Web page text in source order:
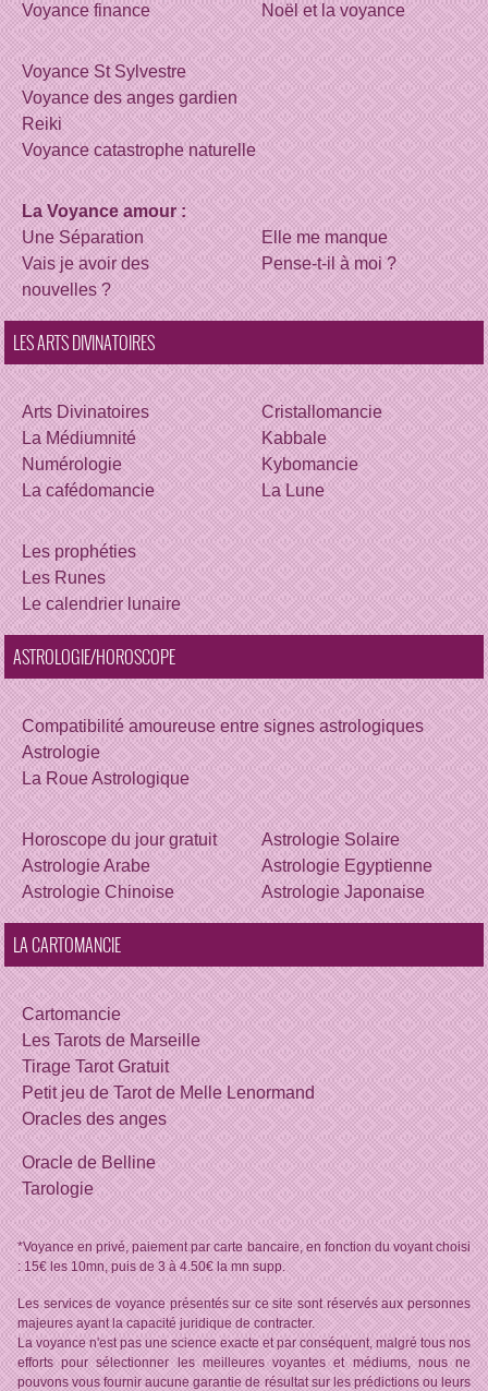
Voyance finance
Noël et la voyance
Voyance St Sylvestre
Voyance des anges gardien
Reiki
Voyance catastrophe naturelle
La Voyance amour :
Une Séparation
Vais je avoir des
nouvelles ?
Elle me manque
Pense-t-il à moi ?
LES ARTS DIVINATOIRES
Arts Divinatoires
La Médiumnité
Numérologie
La cafédomancie
Cristallomancie
Kabbale
Kybomancie
La Lune
Les prophéties
Les Runes
Le calendrier lunaire
ASTROLOGIE/HOROSCOPE
Compatibilité amoureuse entre signes astrologiques
Astrologie
La Roue Astrologique
Horoscope du jour gratuit
Astrologie Arabe
Astrologie Chinoise
Astrologie Solaire
Astrologie Egyptienne
Astrologie Japonaise
LA CARTOMANCIE
Cartomancie
Les Tarots de Marseille
Tirage Tarot Gratuit
Petit jeu de Tarot de Melle Lenormand
Oracles des anges
Oracle de Belline
Tarologie
*Voyance en privé, paiement par carte bancaire, en fonction du voyant choisi
: 15€ les 10mn, puis de 3 à 4.50€ la mn supp.
Les services de voyance présentés sur ce site sont réservés aux personnes
majeures ayant la capacité juridique de contracter.
La voyance n'est pas une science exacte et par conséquent, malgré tous nos
efforts pour sélectionner les meilleures voyantes et médiums, nous ne
pouvons vous fournir aucune garantie de résultat sur les prédictions ou leurs